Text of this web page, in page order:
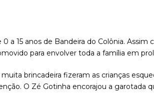
a 15 anos de Bandeira do Colônia.
para envolver toda a família em
brincadeira fizeram as crianças
O Zé Gotinha encorajou a garotada